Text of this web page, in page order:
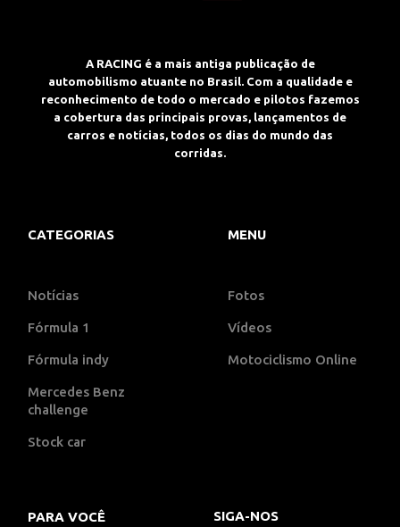
A RACING é a mais antiga publicação de
automobilismo atuante no Brasil. Com a qualidade e
reconhecimento de todo o mercado e pilotos fazemos
a cobertura das principais provas, lançamentos de
carros e notícias, todos os dias do mundo das
corridas.
CATEGORIAS
Notícias
Fórmula 1
Fórmula indy
Mercedes Benz
challenge
Stock car
MENU
Fotos
Vídeos
Motociclismo Online
PARA VOCÊ SIGA-NOS